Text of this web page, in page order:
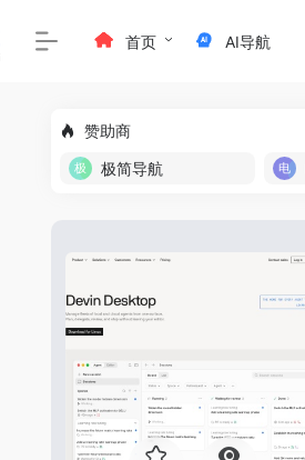
首页 AI导航
赞助商
极简导航